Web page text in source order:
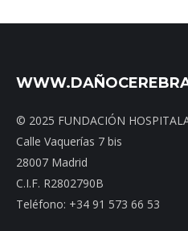
© 2025 FUNDACIÓN
Calle Vaquerías 7 bis
28007 Madrid
C.I.F. R2802790B
Teléfono: +34 91 573 66 53